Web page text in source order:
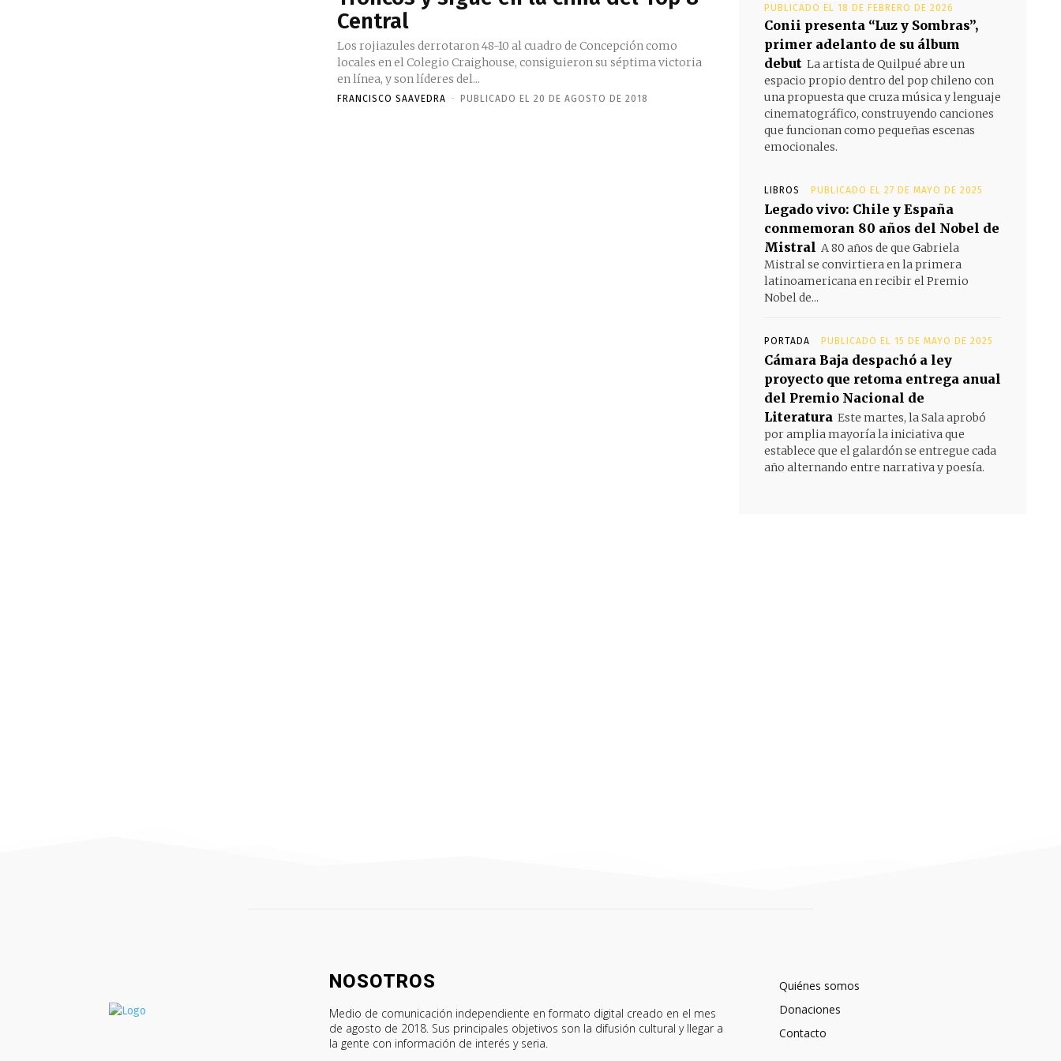
Central
Los rojiazules derrotaron 48-10 al cuadro de Concepción como
locales en el Colegio Craighouse, consiguieron su séptima victoria
en línea, y son líderes del...
FRANCISCO SAAVEDRA - PUBLICADO EL 20 DE AGOSTO DE 2018
PUBLICADO EL 18 DE FEBRERO DE 2026
Conii presenta “Luz y Sombras”,
primer adelanto de su álbum
debut La artista de Quilpué abre un
espacio propio dentro del pop chileno con
una propuesta que cruza música y lenguaje
cinematográfico, construyendo canciones
que funcionan como pequeñas escenas
emocionales.
LIBROS PUBLICADO EL 27 DE MAYO DE 2025
Legado vivo: Chile y España
conmemoran 80 años del Nobel de
Mistral A 80 años de que Gabriela
Mistral se convirtiera en la primera
latinoamericana en recibir el Premio
Nobel de...
PORTADA PUBLICADO EL 15 DE MAYO DE 2025
Cámara Baja despachó a ley
proyecto que retoma entrega anual
del Premio Nacional de
Literatura Este martes, la Sala aprobó
por amplia mayoría la iniciativa que
establece que el galardón se entregue cada
año alternando entre narrativa y poesía.
NOSOTROS
Medio de comunicación independiente en formato digital creado en el mes
de agosto de 2018. Sus principales objetivos son la difusión cultural y llegar a
la gente con información de interés y seria.
Quiénes somos
Donaciones
Contacto